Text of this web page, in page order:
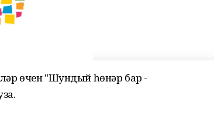
өчен "Шундый һөнәр бар -